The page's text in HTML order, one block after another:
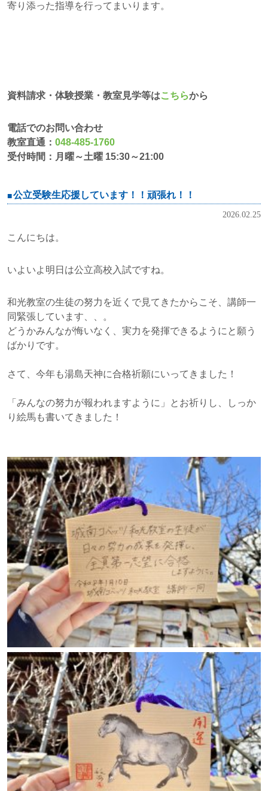
寄り添った指導を行ってまいります。
資料請求・体験授業・教室見学等はこちらから
電話でのお問い合わせ
教室直通： 048-485-1760
受付時間：月曜～土曜 15:30～21:00
公立受験生応援しています！！頑張れ！！
2026.02.25
こんにちは。
いよいよ明日は公立高校入試ですね。
和光教室の生徒の努力を近くで見てきたからこそ、講師一
同緊張しています、、。
どうかみんなが悔いなく、実力を発揮できるようにと願う
ばかりです。
さて、今年も湯島天神に合格祈願にいってきました！
「みんなの努力が報われますように」とお祈りし、しっか
り絵馬も書いてきました！